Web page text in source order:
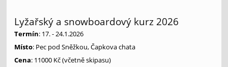
Lyžařský a snowboardový kurz 2026
Termín: 17. - 24.1.2026
Místo: Pec pod Sněžkou, Čapkova chata
Cena: 11000 Kč (včetně skipasu)